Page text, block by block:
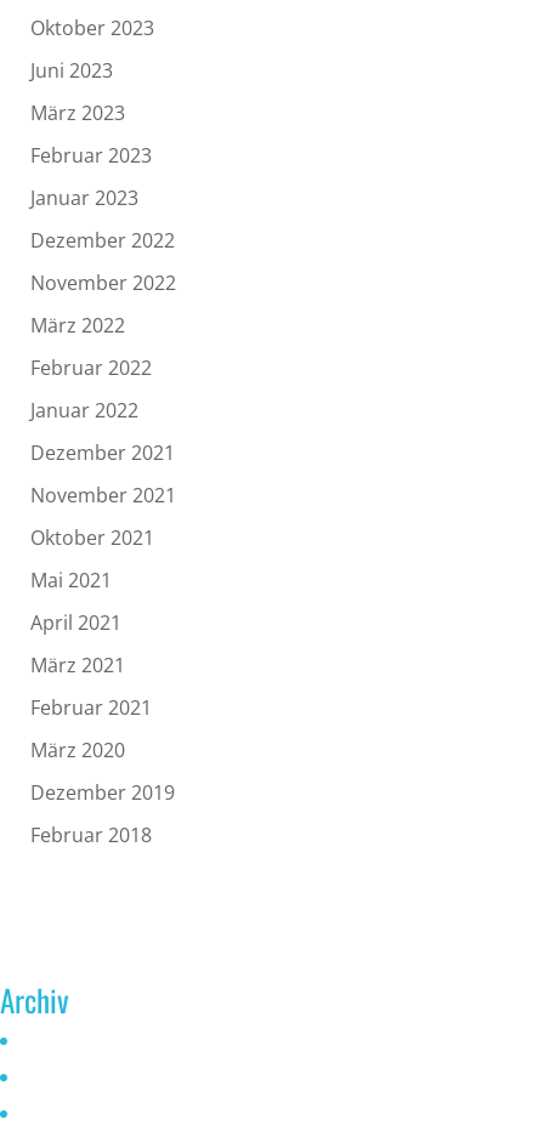
Oktober 2023
Juni 2023
März 2023
Februar 2023
Januar 2023
Dezember 2022
November 2022
März 2022
Februar 2022
Januar 2022
Dezember 2021
November 2021
Oktober 2021
Mai 2021
April 2021
März 2021
Februar 2021
März 2020
Dezember 2019
Februar 2018
Archiv